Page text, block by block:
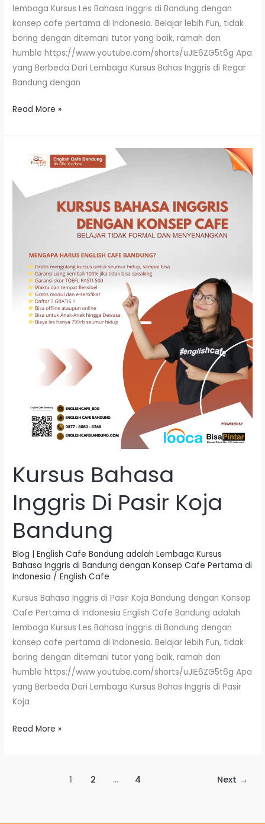
lembaga Kursus Les Bahasa Inggris di Bandung dengan
konsep cafe pertama di Indonesia. Belajar lebih Fun, tidak
boring dengan ditemani tutor yang baik, ramah dan
humble https://www.youtube.com/shorts/uJIE6ZG5t6g Apa
yang Berbeda Dari Lembaga Kursus Bahas Inggris di Regar
Bandung dengan
Read More »
Kursus Bahasa
Inggris Di Pasir Koja
Bandung
Blog | English Cafe Bandung adalah Lembaga Kursus
Bahasa Inggris di Bandung dengan Konsep Cafe Pertama di
Indonesia /English Cafe
Kursus Bahasa Inggris di Pasir Koja Bandung dengan Konsep
Cafe Pertama di Indonesia English Cafe Bandung adalah
lembaga Kursus Les Bahasa Inggris di Bandung dengan
konsep cafe pertama di Indonesia. Belajar lebih Fun, tidak
boring dengan ditemani tutor yang baik, ramah dan
humble https://www.youtube.com/shorts/uJIE6ZG5t6g Apa
yang Berbeda Dari Lembaga Kursus Bahas Inggris di Pasir
Koja
Kursus
Bahasa
Inggris
Read More »
1 2 … 4 Next →